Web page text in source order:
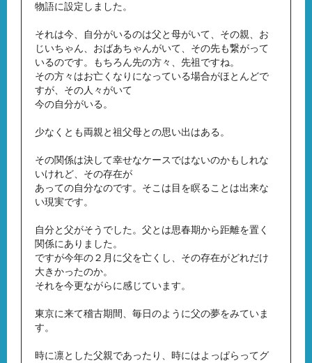
物語に設定しました。
それは今、自分がいるのは父と母がいて、その親、お
じいちゃん、おばあちゃんがいて、その先も繋がって
いるのです。もちろん先の方々、先祖ですね。
その方々はお亡くなりになっている場合がほとんどで
すが、その人々がいて
今の自分がいる。
少なくとも両親と祖父母との思い出はある。
その関係は決して幸せなケースではないのかもしれな
いけれど、その存在が
あっての自分なのです。そこは目を瞑ることは出来な
い現実です。
自分と父がそうでした。父とは思春期から距離を置く
関係にありました。
ですが今年の２月に父を亡くし、その存在がどれだけ
大きかったのか。
それを今更ながらに感じています。
東京に来て稽古期間、毎日のように父の夢をみていま
す。
時に凛とした父親であったり、時にはよっぱらってグ